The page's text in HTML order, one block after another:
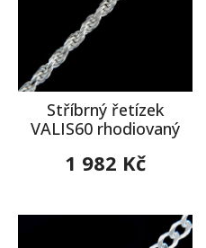
Stříbrný řetízek
VALIS60 rhodiovaný
1 982 Kč